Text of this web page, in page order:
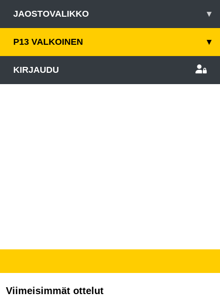
JAOSTOVALIKKO ▾
P13 VALKOINEN ▾
KIRJAUDU
Viimeisimmät ottelut